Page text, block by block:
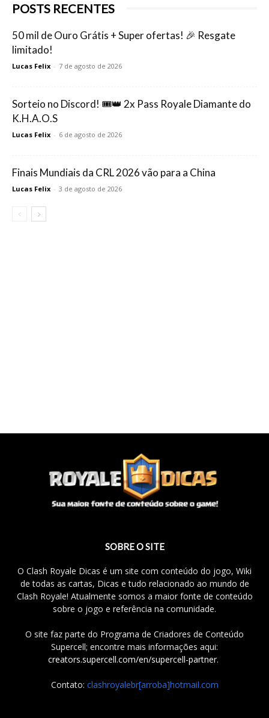
POSTS RECENTES
50 mil de Ouro Grátis + Super ofertas! 🎉 Resgate
limitado!
Lucas Felix - 7 de agosto de 2026
Sorteio no Discord! 🎟️👑 2x Pass Royale Diamante do
K.H.A.O.S
Lucas Felix - 6 de agosto de 2026
Finais Mundiais da CRL 2026 vão para a China
Lucas Felix - 3 de agosto de 2026
SOBRE O SITE
O Clash Royale Dicas é um site com conteúdo do jogo, Wiki
de todas as cartas, Dicas e tudo relacionado ao mundo de
Clash Royale! Atualmente somos a maior fonte de conteúdo
sobre o jogo e referência na comunidade.
O site faz parte do Programa de Criadores de Conteúdo
Supercell; encontre mais informações aqui:
creators.supercell.com/en/supercell-partner.
Contato: clashroyalebr[arroba]hotmail.com